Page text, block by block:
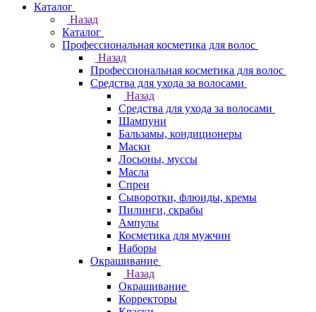
Каталог
Назад
Каталог
Профессиональная косметика для волос
Назад
Профессиональная косметика для волос
Средства для ухода за волосами
Назад
Средства для ухода за волосами
Шампуни
Бальзамы, кондиционеры
Маски
Лосьоны, муссы
Масла
Спреи
Сыворотки, флюиды, кремы
Пилинги, скрабы
Ампулы
Косметика для мужчин
Наборы
Окрашивание
Назад
Окрашивание
Корректоры